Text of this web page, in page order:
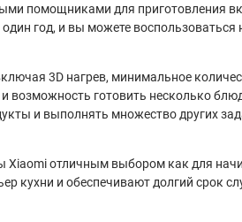
помощниками для приготовления
год, и вы можете воспользоваться
3D нагрев, минимальное
готовить несколько
и выполнять множество других
отличным выбором как для
кухни и обеспечивают долгий срок